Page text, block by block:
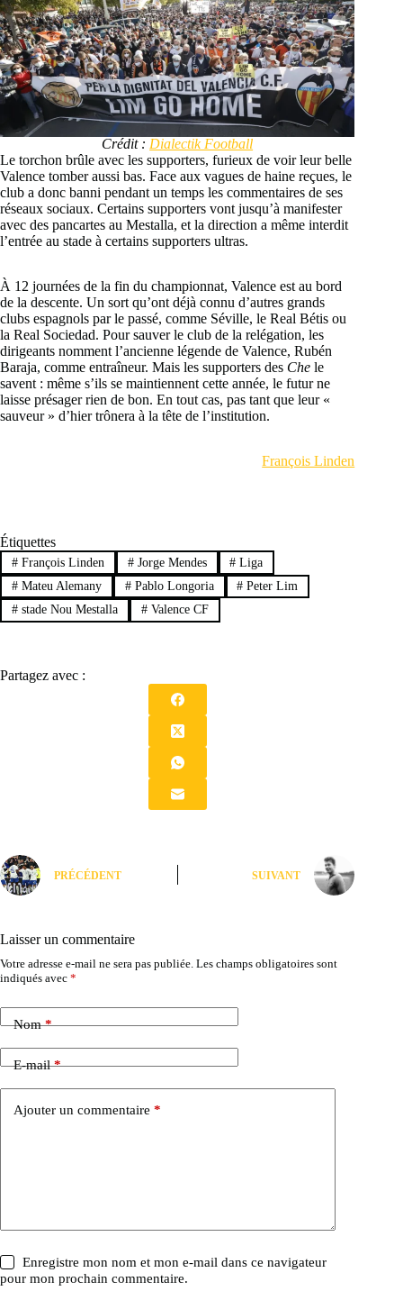
Crédit : Dialectik Football
Le torchon brûle avec les supporters, furieux de voir leur belle
Valence tomber aussi bas. Face aux vagues de haine reçues, le
club a donc banni pendant un temps les commentaires de ses
réseaux sociaux. Certains supporters vont jusqu’à manifester
avec des pancartes au Mestalla, et la direction a même interdit
l’entrée au stade à certains supporters ultras.
À 12 journées de la fin du championnat, Valence est au bord
de la descente. Un sort qu’ont déjà connu d’autres grands
clubs espagnols par le passé, comme Séville, le Real Bétis ou
la Real Sociedad. Pour sauver le club de la relégation, les
dirigeants nomment l’ancienne légende de Valence, Rubén
Baraja, comme entraîneur. Mais les supporters des Che le
savent : même s’ils se maintiennent cette année, le futur ne
laisse présager rien de bon. En tout cas, pas tant que leur «
sauveur » d’hier trônera à la tête de l’institution.
François Linden
Étiquettes
#François Linden #Jorge Mendes # Liga
#Mateu Alemany #Pablo Longoria # Peter Lim
#stade Nou Mestalla #Valence CF
Partagez avec :
PRÉCÉDENT SUIVANT
Laisser un commentaire
Votre adresse e-mail ne sera pas publiée. Les champs obligatoires sont
indiqués avec *
Nom*
E-mail*
Ajouter un commentaire *
Enregistre mon nom et mon e-mail dans ce navigateur
pour mon prochain commentaire.